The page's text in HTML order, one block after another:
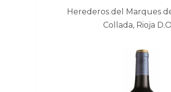
Herederos del Marques
Collada, Rioja